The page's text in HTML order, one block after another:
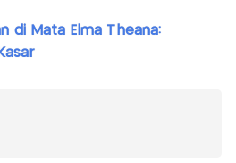
di Mata Elma Theana: